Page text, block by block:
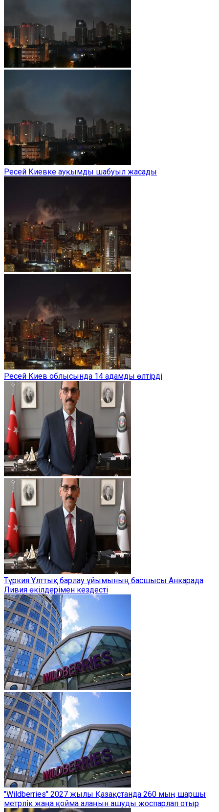
Ресей Киевке ауқымды шабуыл жасады
Ресей Киев облысында 14 адамды өлтірді
Түркия Ұлттық барлау ұйымының басшысы Анкарада
Ливия өкілдерімен кездесті
"Wildberries" 2027 жылы Қазақстанда 260 мың шаршы
метрлік жаңа қойма алаңын ашуды жоспарлап отыр